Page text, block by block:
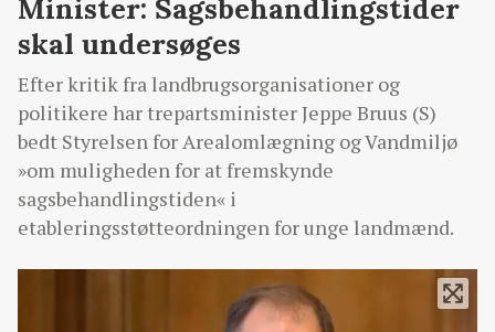
Minister: Sagsbehandlingstider
skal undersøges
Efter kritik fra landbrugsorganisationer og
politikere har trepartsminister Jeppe Bruus (S)
bedt Styrelsen for Arealomlægning og Vandmiljø
»om muligheden for at fremskynde
sagsbehandlingstiden« i
etableringsstøtteordningen for unge landmænd.